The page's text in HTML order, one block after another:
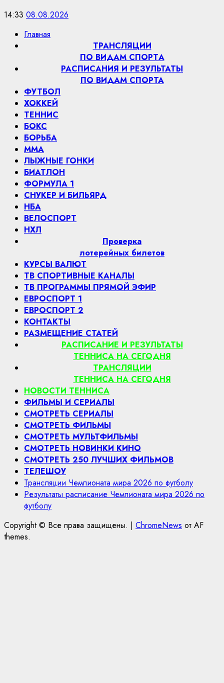
14:33 08.08.2026
Главная
ТРАНСЛЯЦИИ
ПО ВИДАМ СПОРТA
РАСПИСАНИЯ И РЕЗУЛЬТАТЫ
ПО ВИДАМ СПОРТА
ФУТБОЛ
ХОККЕЙ
ТЕННИС
БОКС
БОРЬБА
MMA
ЛЫЖНЫЕ ГОНКИ
БИАТЛОН
ФОРМУЛА 1
СНУКЕР И БИЛЬЯРД
НБА
ВЕЛОСПОРТ
НХЛ
Проверка
лотерейных билетов
КУРСЫ ВАЛЮТ
ТВ СПОРТИВНЫЕ КАНАЛЫ
ТВ ПРОГРАММЫ ПРЯМОЙ ЭФИР
ЕВРОСПОРТ 1
ЕВРОСПОРТ 2
КОНТАКТЫ
РАЗМЕЩЕНИЕ СТАТЕЙ
РАСПИСАНИЕ И РЕЗУЛЬТАТЫ
ТЕННИСА НА СЕГОДНЯ
ТРАНСЛЯЦИИ
ТЕННИСА НА СЕГОДНЯ
НОВОСТИ ТЕННИСА
ФИЛЬМЫ И СЕРИАЛЫ
СМОТРЕТЬ СЕРИАЛЫ
СМОТРЕТЬ ФИЛЬМЫ
СМОТРЕТЬ МУЛЬТФИЛЬМЫ
СМОТРЕТЬ НОВИНКИ КИНО
СМОТРЕТЬ 250 ЛУЧШИХ ФИЛЬМОВ
ТЕЛЕШОУ
Трансляции Чемпионата мира 2026 по футболу
Результаты расписание Чемпионата мира 2026 по
футболу
Copyright © Все права защищены. | ChromeNews от AF
themes.